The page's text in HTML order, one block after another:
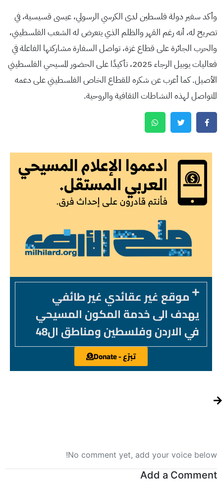
وأكد سفير دولة فلسطين لدى الكرسي الرسولي، عيسى قسيسية، في
تصريح له، أنه رغم القهر والظلم الذي يتعرض له الشعب الفلسطيني،
والحرب الجائرة على قطاع غزة، تواصل السفارة مشاركتها الفاعلة في
فعاليات يوبيل الرجاء 2025، تأكيدًا على الحضور المسيحي الفلسطيني
الأصيل. كما أعرب عن شكره للقطاع الخاص الفلسطيني على دعمه
المتواصل لهذه النشاطات الثقافية والروحية.
موقع غير عقائدي غير طائفي
يهدف الى خدمة المكون المسيحي
في الاردن وفلسطين ومناطق ال48
تبرّع - Donate
No comment yet, add your voice below!
Add a Comment